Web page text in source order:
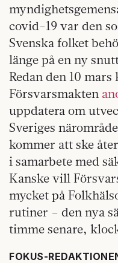
covid-19 var den
Svenska folket
länge på en ny
Redan den 10
Försvarsmakten
uppdatera om
Sveriges
kommer att ske
i samarbete med
Kanske vill
mycket på
rutiner – den nya
timme senare,
FOKUS-